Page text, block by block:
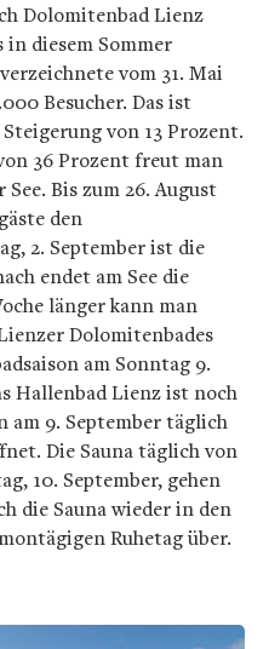
Dolomitenbad Lienz
in diesem Sommer
vom 31. Mai
Besucher. Das ist
von 13 Prozent.
36 Prozent freut man
Bis zum 26. August
den
2. September ist die
endet am See die
länger kann man
Dolomitenbades
am Sonntag 9.
Hallenbad Lienz ist noch
am 9. September täglich
Die Sauna täglich von
10. September, gehen
die Sauna wieder in den
Ruhetag über.